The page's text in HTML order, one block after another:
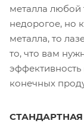
металла любой
недорогое, но
металла, то
то, что вам
эффективность
конечных